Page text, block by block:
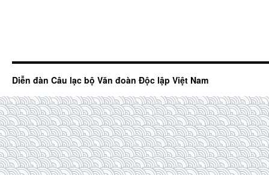
Diễn đàn Câu lạc bộ Văn đoàn Độc lập Việt Nam